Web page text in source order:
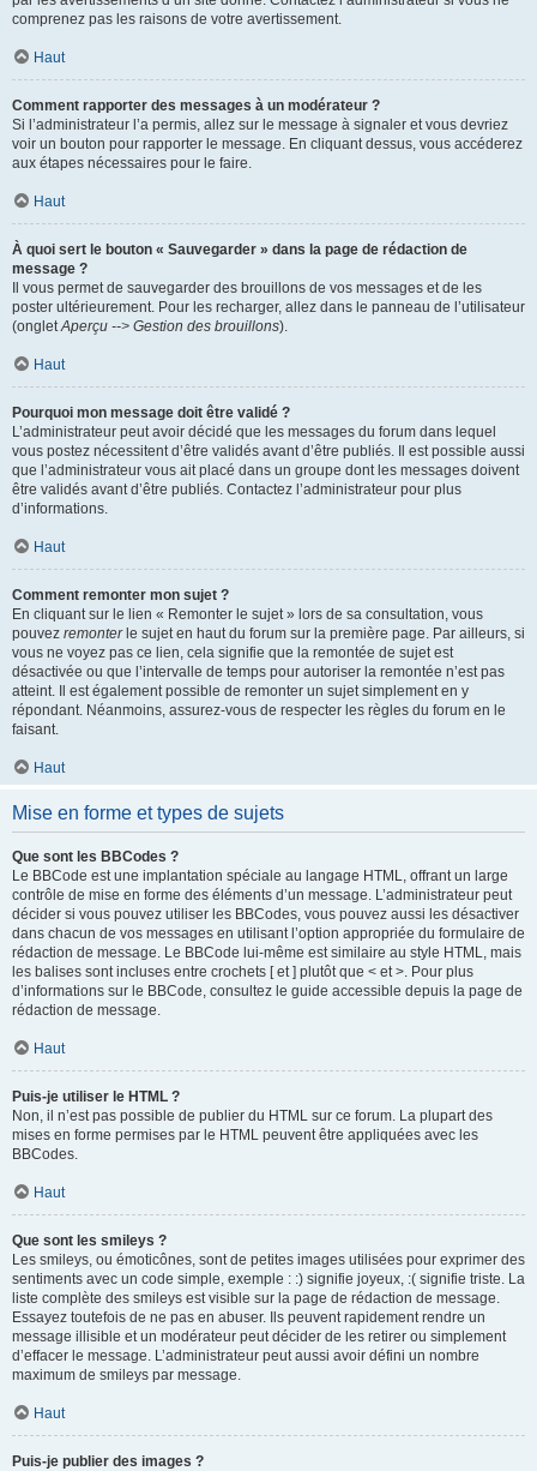
comprenez pas les raisons de votre avertissement.
Haut
Comment rapporter des messages à un modérateur ?
Si l’administrateur l’a permis, allez sur le message à signaler et vous devriez
voir un bouton pour rapporter le message. En cliquant dessus, vous accéderez
aux étapes nécessaires pour le faire.
Haut
À quoi sert le bouton « Sauvegarder » dans la page de rédaction de
message ?
Il vous permet de sauvegarder des brouillons de vos messages et de les
poster ultérieurement. Pour les recharger, allez dans le panneau de l’utilisateur
(ongletAperçu --> Gestion des brouillons).
Haut
Pourquoi mon message doit être validé ?
L’administrateur peut avoir décidé que les messages du forum dans lequel
vous postez nécessitent d’être validés avant d’être publiés. Il est possible aussi
que l’administrateur vous ait placé dans un groupe dont les messages doivent
être validés avant d’être publiés. Contactez l’administrateur pour plus
d’informations.
Haut
Comment remonter mon sujet ?
En cliquant sur le lien « Remonter le sujet » lors de sa consultation, vous
pouvez remonterle sujet en haut du forum sur la première page. Par ailleurs, si
vous ne voyez pas ce lien, cela signifie que la remontée de sujet est
désactivée ou que l’intervalle de temps pour autoriser la remontée n’est pas
atteint. Il est également possible de remonter un sujet simplement en y
répondant. Néanmoins, assurez-vous de respecter les règles du forum en le
faisant.
Haut
Mise en forme et types de sujets
Que sont les BBCodes ?
Le BBCode est une implantation spéciale au langage HTML, offrant un large
contrôle de mise en forme des éléments d’un message. L’administrateur peut
décider si vous pouvez utiliser les BBCodes, vous pouvez aussi les désactiver
dans chacun de vos messages en utilisant l’option appropriée du formulaire de
rédaction de message. Le BBCode lui-même est similaire au style HTML, mais
les balises sont incluses entre crochets [ et ] plutôt que < et >. Pour plus
d’informations sur le BBCode, consultez le guide accessible depuis la page de
rédaction de message.
Haut
Puis-je utiliser le HTML ?
Non, il n’est pas possible de publier du HTML sur ce forum. La plupart des
mises en forme permises par le HTML peuvent être appliquées avec les
BBCodes.
Haut
Que sont les smileys ?
Les smileys, ou émoticônes, sont de petites images utilisées pour exprimer des
sentiments avec un code simple, exemple : :) signifie joyeux, :( signifie triste. La
liste complète des smileys est visible sur la page de rédaction de message.
Essayez toutefois de ne pas en abuser. Ils peuvent rapidement rendre un
message illisible et un modérateur peut décider de les retirer ou simplement
d’effacer le message. L’administrateur peut aussi avoir défini un nombre
maximum de smileys par message.
Haut
Puis-je publier des images ?